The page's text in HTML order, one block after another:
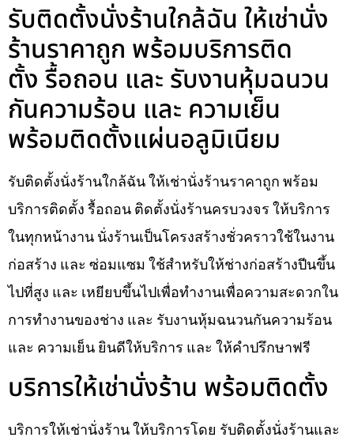
รับติดตั้งนั่งร้านใกล้ฉัน ให้เช่านั่ง
ร้านราคาถูก พร้อมบริการติด
ตั้ง รื้อถอน และ รับงานหุ้มฉนวน
กันความร้อน และ ความเย็น
พร้อมติดตั้งแผ่นอลูมิเนียม
รับติดตั้งนั่งร้านใกล้ฉัน ให้เช่านั่งร้านราคาถูก พร้อม
บริการติดตั้ง รื้อถอน ติดตั้งนั่งร้านครบวงจร ให้บริการ
ในทุกหน้างาน นั่งร้านเป็นโครงสร้างชั่วคราวใช้ในงาน
ก่อสร้าง และ ซ่อมแซม ใช้สำหรับให้ช่างก่อสร้างปีนขึ้น
ไปที่สูง และ เหยียบขึ้นไปเพื่อทำงานเพื่อความสะดวกใน
การทำงานของช่าง และ รับงานหุ้มฉนวนกันความร้อน
และ ความเย็น ยินดีให้บริการ และ ให้คำปรึกษาฟรี
บริการให้เช่านั่งร้าน พร้อมติดตั้ง
บริการให้เช่านั่งร้าน ให้บริการโดย รับติดตั้งนั่งร้านและ